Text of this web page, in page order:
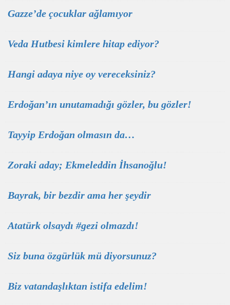
Gazze’de çocuklar ağlamıyor
Veda Hutbesi kimlere hitap ediyor?
Hangi adaya niye oy vereceksiniz?
Erdoğan’ın unutamadığı gözler, bu gözler!
Tayyip Erdoğan olmasın da…
Zoraki aday; Ekmeleddin İhsanoğlu!
Bayrak, bir bezdir ama her şeydir
Atatürk olsaydı #gezi olmazdı!
Siz buna özgürlük mü diyorsunuz?
Biz vatandaşlıktan istifa edelim!